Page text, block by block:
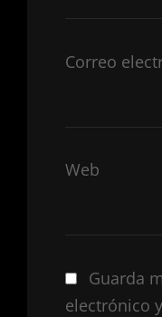
Correo
Web
Guarda
electrónico